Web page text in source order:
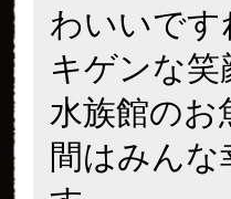
わいいです
キゲンな
水族館のお
間はみん